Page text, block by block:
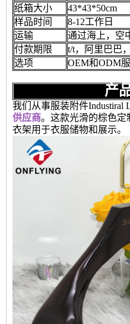
纸箱大小
43*43*50cm
样品时间
8-12工作日
运输
通过海上，空
付款期限
t/t，阿里巴巴
选项
OEM和ODM
产
我们从事服装附件Industiral
供应商。这款光滑的棕色定
衣架用于衣服储物和展示。